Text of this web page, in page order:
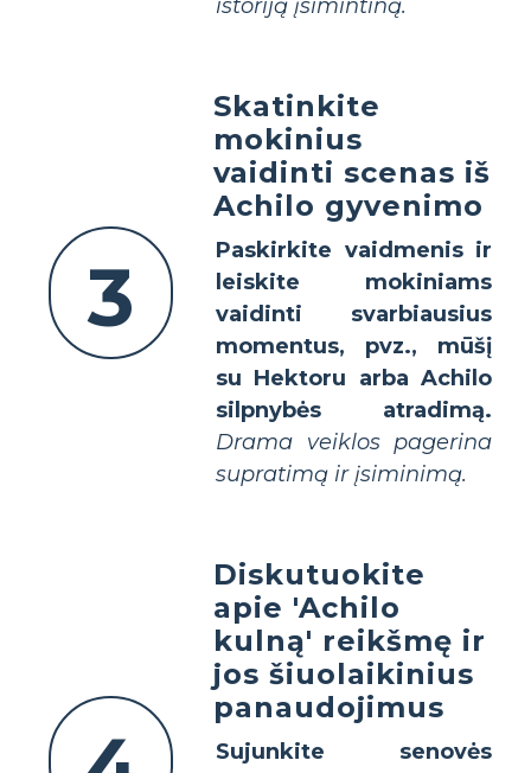
istoriją įsimintiną.
3
Skatinkite
mokinius
vaidinti scenas iš
Achilo gyvenimo
Paskirkite vaidmenis ir
leiskite mokiniams
vaidinti svarbiausius
momentus, pvz., mūšį
su Hektoru arba Achilo
silpnybės atradimą.
Drama veiklos pagerina
supratimą ir įsiminimą.
Diskutuokite
apie 'Achilo
kulną' reikšmę ir
jos šiuolaikinius
panaudojimus
Sujunkite senovės